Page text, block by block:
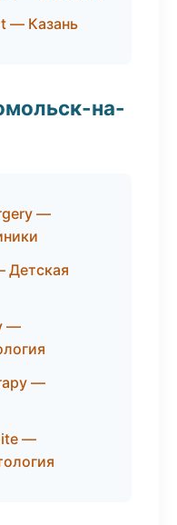
— Казань
на-
—
Детская
—
—
—